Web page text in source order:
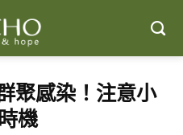
聚感染！注意小
機